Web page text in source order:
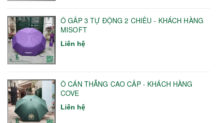
Ô GẤP 3 TỰ ĐỘNG 2 CHIỀU - KHÁCH HÀNG
MISOFT
Liên hệ
Ô CÁN THẲNG CAO CẤP - KHÁCH HÀNG
COVE
Liên hệ